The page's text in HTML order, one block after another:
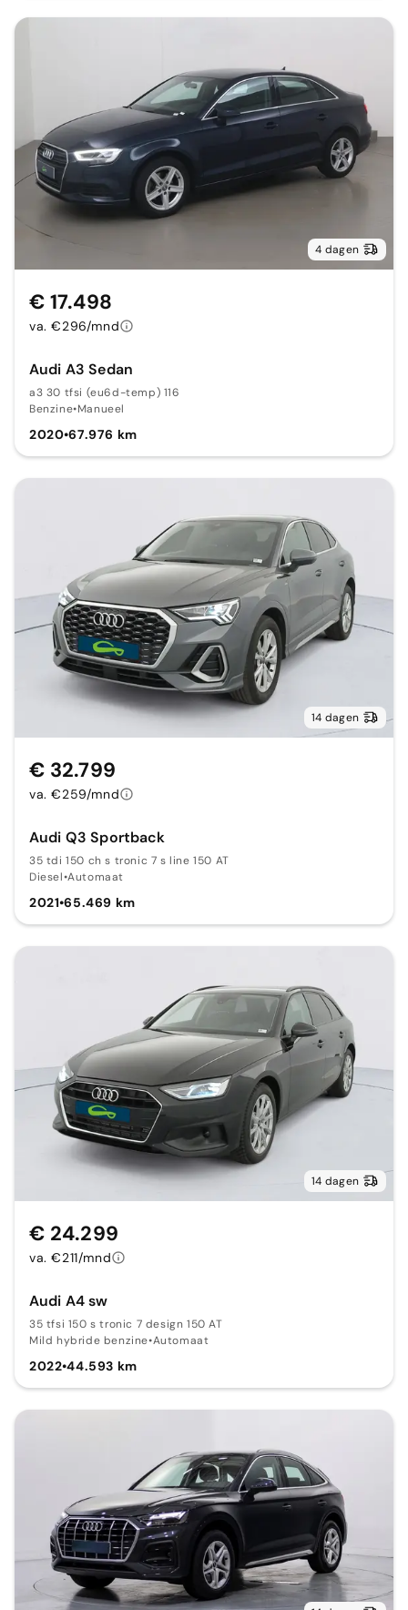
4 dagen
Audi A3 Sedan
a3 30 tfsi (eu6d-temp) 116
Benzine•Manueel
2020•67.976 km
€ 17.498
va. €296/mnd
14 dagen
Audi Q3 Sportback
35 tdi 150 ch s tronic 7 s line 150 AT
Diesel•Automaat
2021•65.469 km
€ 32.799
va. €259/mnd
14 dagen
Audi A4 sw
35 tfsi 150 s tronic 7 design 150 AT
Mild hybride benzine•Automaat
2022•44.593 km
€ 24.299
va. €211/mnd